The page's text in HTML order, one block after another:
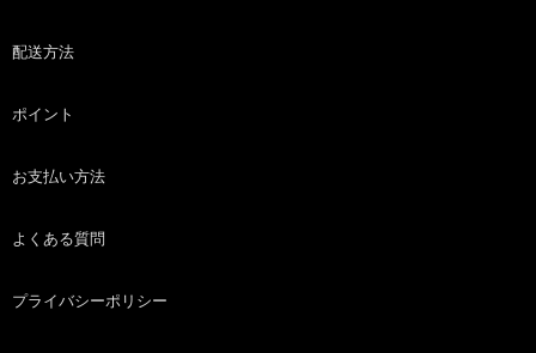
配送方法
ポイント
お支払い方法
よくある質問
プライバシーポリシー